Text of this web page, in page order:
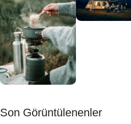
Muftağı
Son Görüntülenenler